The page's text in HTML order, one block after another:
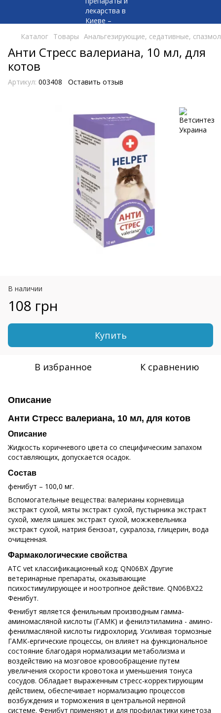
Каталог Товары Анальгезирующие, седативные,
Анти Стресс валериана, 10 мл, для
котов
Артикул: 003408 Оставить отзыв
В наличии
108 грн
Купить
В избранное К сравнению
Описание
Анти Стресс валериана, 10 мл, для котов
Описание
Жидкость коричневого цвета со специфическим запахом
составляющих, допускается осадок.
Состав
фенибут – 100,0 мг.
Вспомогательные вещества: валерианы корневища
экстракт сухой, мяты экстракт сухой, пустырника экстракт
сухой, хмеля шишек экстракт сухой, можжевельника
экстракт сухой, натрия бензоат, сукралоза, глицерин, вода
очищенная.
Фармакологические свойства
АТС vet классификационный код: QN06BX Другие
ветеринарные препараты, оказывающие
психостимулирующее и ноотропное действие. QN06BX22
Фенибут.
Фенибут является фенильным производным гамма-
аминомасляной кислоты (ГАМК) и фенилэтиламина - амино-
фенилмасляной кислоты гидрохлорид. Усиливая тормозные
ГАМК-ергические процессы, он влияет на функциональное
состояние благодаря нормализации метаболизма и
воздействию на мозговое кровообращение путем
увеличения скорости кровотока и уменьшения тонуса
сосудов. Обладает выраженным стресс-корректирующим
действием, обеспечивает нормализацию процессов
возбуждения и торможения в центральной нервной
системе. Фенибут применяют и для профилактики кинетоза